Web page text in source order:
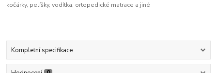
kočárky, pelíšky, vodítka, ortopedické matrace a jiné
Kompletní specifikace